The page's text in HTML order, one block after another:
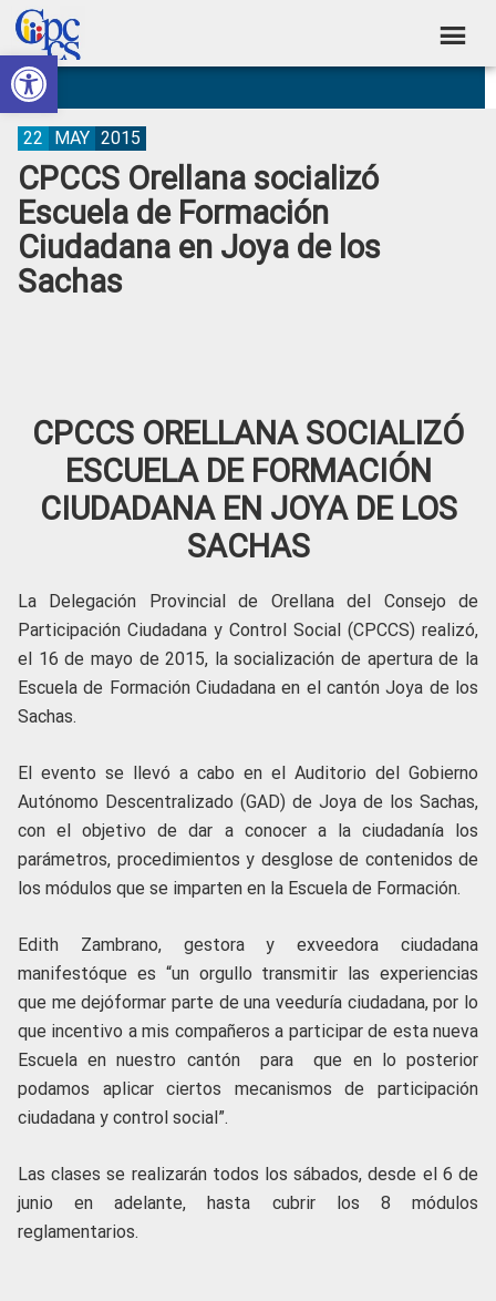
Abrir barra de herramientas
Skip
to
primary
navigation
Skip
to
main
content
Skip
to
primary
sidebar
Skip
to
footer
Consejo
de
Participación
Ciudadana
Control
Social
Construyendo
Poder
Ciudadano
CPCCS Orellana socializó
Escuela de Formación
Ciudadana en Joya de los
Sachas
22 MAY 2015
CPCCS ORELLANA SOCIALIZÓ
ESCUELA DE FORMACIÓN
CIUDADANA EN JOYA DE LOS
SACHAS
La Delegación Provincial de Orellana del Consejo de
Participación Ciudadana y Control Social (CPCCS) realizó,
el 16 de mayo de 2015, la socialización de apertura de la
Escuela de Formación Ciudadana en el cantón Joya de los
Sachas.
El evento se llevó a cabo en el Auditorio del Gobierno
Autónomo Descentralizado (GAD) de Joya de los Sachas,
con el objetivo de dar a conocer a la ciudadanía los
parámetros, procedimientos y desglose de contenidos de
los módulos que se imparten en la Escuela de Formación.
Edith Zambrano, gestora y exveedora ciudadana
manifestóque es “un orgullo transmitir las experiencias
que me dejóformar parte de una veeduría ciudadana, por lo
que incentivo a mis compañeros a participar de esta nueva
Escuela en nuestro cantón para que en lo posterior
podamos aplicar ciertos mecanismos de participación
ciudadana y control social”.
Las clases se realizarán todos los sábados, desde el 6 de
junio en adelante, hasta cubrir los 8 módulos
reglamentarios.